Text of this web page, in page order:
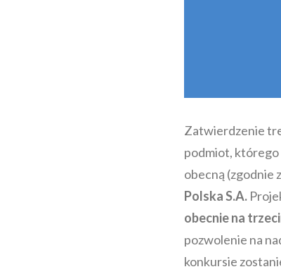
Zatwierdzenie
podmiot, którego
obecną (zgodnie
Polska S.A.
obecnie na
pozwolenie na
konkursie